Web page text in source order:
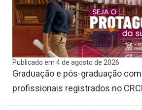
Publicado em 4 de agosto de 2026
Graduação e pós-graduação
profissionais registrados no